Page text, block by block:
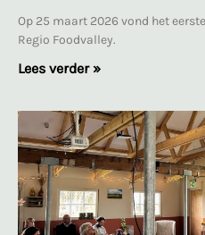
Op 25 maart 2026 vond het
Regio Foodvalley.
Lees verder »